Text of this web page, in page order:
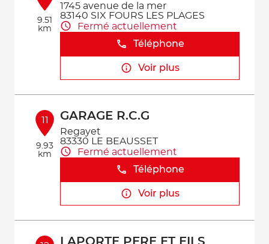
9.51
km
1745 avenue de la mer
83140 SIX FOURS LES PLAGES
Fermé actuellement
Téléphone
Voir plus
11
9.93
km
GARAGE R.C.G
Regayet
83330 LE BEAUSSET
Fermé actuellement
Téléphone
Voir plus
LAPORTE PERE ET FILS